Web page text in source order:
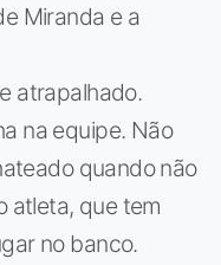
Miranda e a
atrapalhado.
na equipe. Não
quando não
atleta, que tem
no banco.